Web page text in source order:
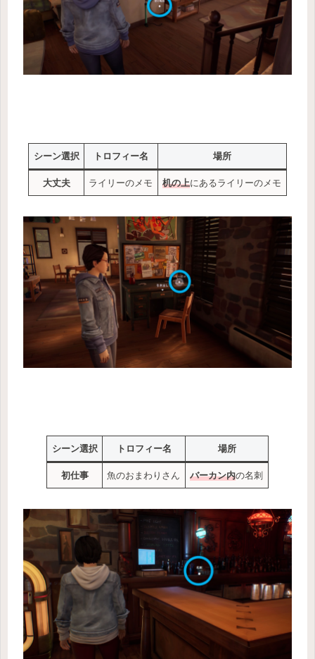
シーン選択 トロフィー名 場所
大丈夫 ライリーのメモ 机の上にあるライリーのメモ
シーン選択 トロフィー名 場所
初仕事 魚のおまわりさん バーカン内の名刺